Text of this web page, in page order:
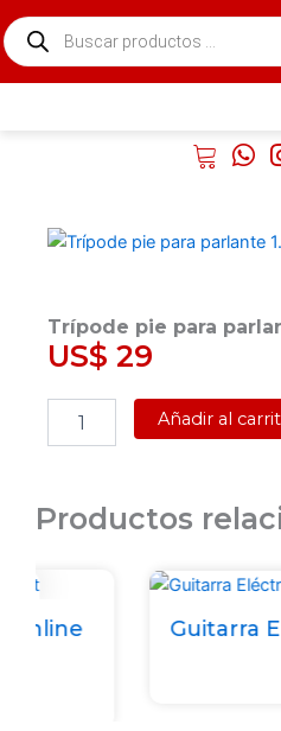
al
contenido
Búsqueda
de
productos
Trípode pie para
US$ 29
1.70m
cantidad
Añadir al
Productos
Guitarra